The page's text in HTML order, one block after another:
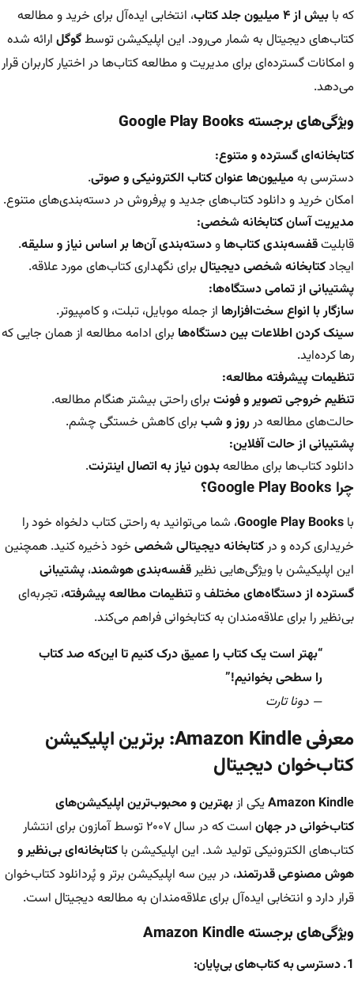
که با بیش از ۴ میلیون جلد کتاب
، انتخابی ایده‌آل برای خرید و مطالعه
کتاب‌های دیجیتال به شمار می‌رود. این اپلیکیشن توسطگوگل ارائه شده
و امکانات گسترده‌ای برای مدیریت و مطالعه کتاب‌ها در اختیار کاربران قرار
می‌دهد.
ویژگی‌های برجسته Google Play Books
کتابخانه‌ای گسترده و متنوع:
دسترسی به میلیون‌ها عنوان کتاب الکترونیکی و صوتی.
امکان خرید و دانلود کتاب‌های جدید و پرفروش در دسته‌بندی‌های متنوع.
مدیریت آسان کتابخانه شخصی:
قابلیتقفسه‌بندی کتاب‌ها ودسته‌بندی آن‌ها بر اساس نیاز و سلیقه.
ایجادکتابخانه شخصی دیجیتال برای نگهداری کتاب‌های مورد علاقه.
پشتیبانی از تمامی دستگاه‌ها:
سازگار با انواع سخت‌افزارها از جمله موبایل، تبلت، و کامپیوتر.
سینک کردن اطلاعات بین دستگاه‌ها برای ادامه مطالعه از همان جایی که
رها کرده‌اید.
تنظیمات پیشرفته مطالعه:
تنظیم خروجی تصویر و فونت برای راحتی بیشتر هنگام مطالعه.
حالت‌های مطالعه درروز و شب برای کاهش خستگی چشم.
پشتیبانی از حالت آفلاین:
دانلود کتاب‌ها برای مطالعهبدون نیاز به اتصال اینترنت.
چرا Google Play Books؟
با Google Play Books، شما می‌توانید به راحتی کتاب دلخواه خود را
خریداری کرده و درکتابخانه دیجیتالی شخصی خود ذخیره کنید. همچنین
این اپلیکیشن با ویژگی‌هایی نظیرقفسه‌بندی هوشمند، پشتیبانی
گسترده از دستگاه‌های مختلفوتنظیمات مطالعه پیشرفته، تجربه‌ای
بی‌نظیر را برای علاقه‌مندان به کتابخوانی فراهم می‌کند.
“بهتر است یک کتاب را عمیق درک کنیم تا این‌که صد کتاب
را سطحی بخوانیم!”
— دونا تارت
معرفی Amazon Kindle: برترین اپلیکیشن
کتاب‌خوان دیجیتال
Amazon Kindleیکی ازبهترین و محبوب‌ترین اپلیکیشن‌های
کتاب‌خوانی در جهان
است که در سال ۲۰۰۷ توسط آمازون برای انتشار
کتاب‌های الکترونیکی تولید شد. این اپلیکیشن با کتابخانه‌ای بی‌نظیر و
هوش مصنوعی قدرتمند، در بین سه اپلیکیشن برتر و پُردانلود کتاب‌خوان
قرار دارد و انتخابی ایده‌آل برای علاقه‌مندان به مطالعه دیجیتال است.
ویژگی‌های برجسته Amazon Kindle
1. دسترسی به کتاب‌های بی‌پایان: